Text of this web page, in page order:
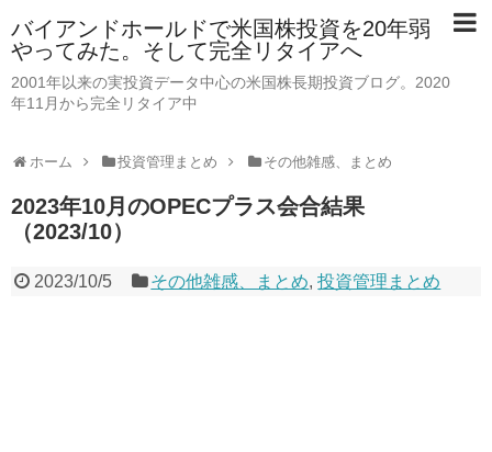
バイアンドホールドで米国株投資を20年弱
やってみた。そして完全リタイアへ
2001年以来の実投資データ中心の米国株長期投資ブログ。2020
年11月から完全リタイア中
ホーム 投資管理まとめ その他雑感、まとめ
2023年10月のOPECプラス会合結果
（2023/10）
2023/10/5 その他雑感、まとめ,投資管理まとめ